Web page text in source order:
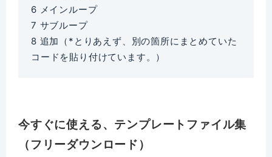
6 メインループ
7 サブループ
8 追加（*とりあえず、別の箇所にまとめていた
コードを貼り付けています。）
今すぐに使える、テンプレートファイル集
（フリーダウンロード）